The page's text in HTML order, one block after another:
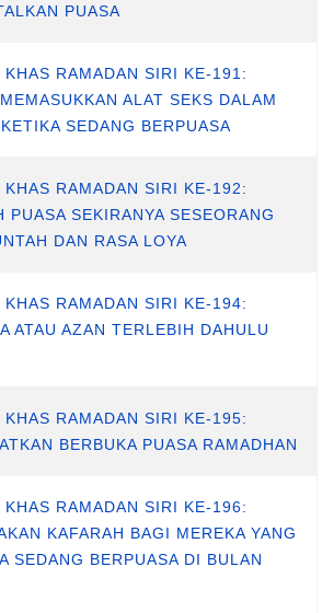
PUASA
KHAS RAMADAN SIRI KE-191:
ALAT SEKS DALAM
SEDANG BERPUASA
KHAS RAMADAN SIRI KE-192:
PUASA SEKIRANYA SESEORANG
DAN RASA LOYA
KHAS RAMADAN SIRI KE-194:
ATAU AZAN TERLEBIH DAHULU
KHAS RAMADAN SIRI KE-195:
BERBUKA PUASA RAMADHAN
KHAS RAMADAN SIRI KE-196:
KAFARAH BAGI MEREKA YANG
SEDANG BERPUASA DI BULAN